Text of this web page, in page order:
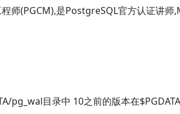
师(PGCM),是PostgreSQL官方认证讲师
pg_wal目录中 10之前的版本在